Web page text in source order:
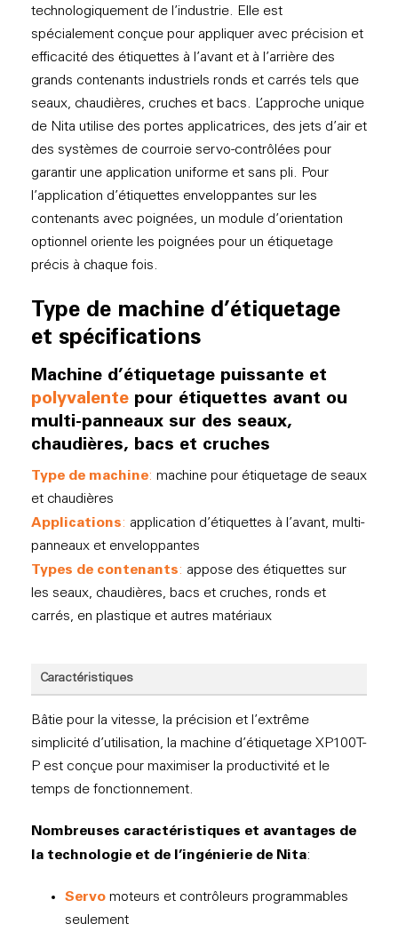
technologiquement de l’industrie. Elle est
spécialement conçue pour appliquer avec précision et
efficacité des étiquettes à l’avant et à l’arrière des
grands contenants industriels ronds et carrés tels que
seaux, chaudières, cruches et bacs. L’approche unique
de Nita utilise des portes applicatrices, des jets d’air et
des systèmes de courroie servo-contrôlées pour
garantir une application uniforme et sans pli. Pour
l’application d’étiquettes enveloppantes sur les
contenants avec poignées, un module d’orientation
optionnel oriente les poignées pour un étiquetage
précis à chaque fois.
Type de machine d’étiquetage
et spécifications
Machine d’étiquetage puissante et
polyvalente pour étiquettes avant ou
multi-panneaux sur des seaux,
chaudières, bacs et cruches
Type de machine: machine pour étiquetage de seaux
et chaudières
Applications : application d’étiquettes à l’avant, multi-
panneaux et enveloppantes
Types de contenants : appose des étiquettes sur
les seaux, chaudières, bacs et cruches, ronds et
carrés, en plastique et autres matériaux
Caractéristiques
Bâtie pour la vitesse, la précision et l’extrême
simplicité d’utilisation, la machine d’étiquetage XP100T-
P est conçue pour maximiser la productivité et le
temps de fonctionnement.
Nombreuses caractéristiques et avantages de
la technologie et de l’ingénierie de Nita:
Servo moteurs et contrôleurs programmables
seulement